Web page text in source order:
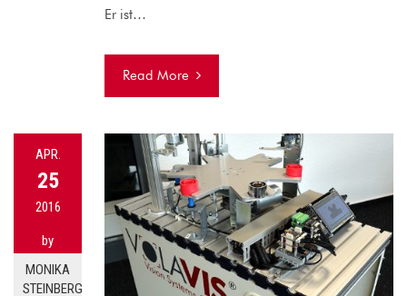
Er ist…
Read More
APR.
25
2016
by
MONIKA
STEINBERG